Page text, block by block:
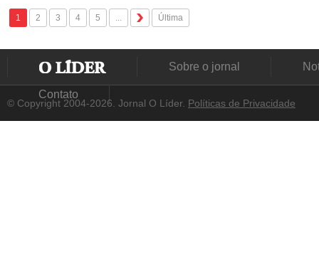
1 2 3 4 5 ... Última
Sobre o jornal
Contato
© Copyright 2004-2026. Jornal O Líder. Políticas de Privacidade